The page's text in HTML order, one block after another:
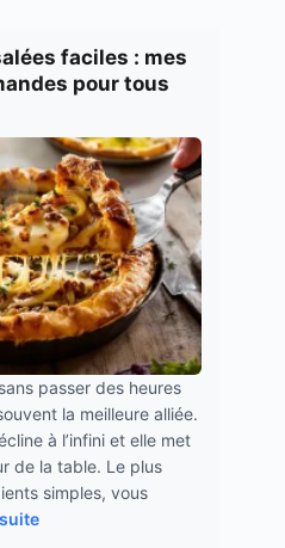
faciles : mes
pour tous
passer des heures
la meilleure alliée.
à l’infini et elle met
de la table. Le plus
simples, vous